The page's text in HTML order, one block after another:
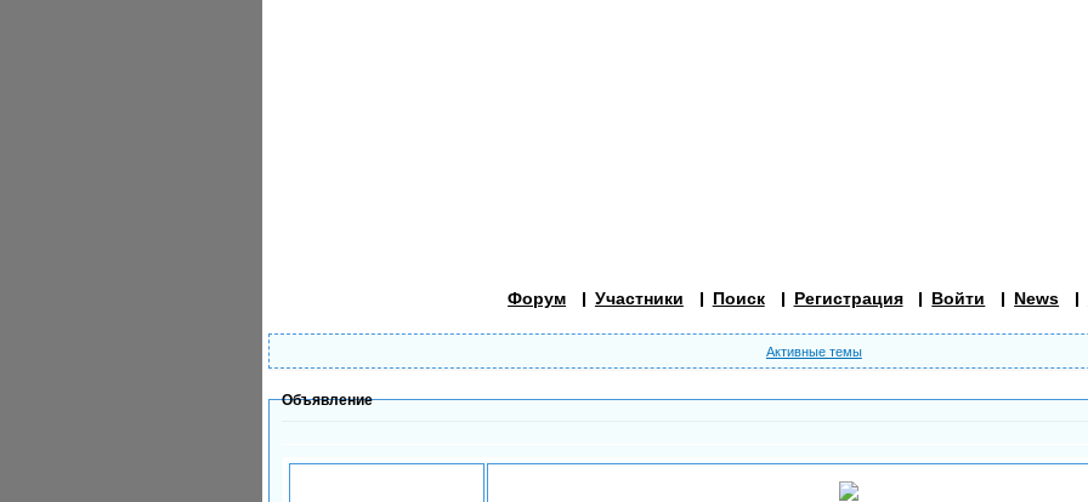
Форум Участники Поиск Регистрация Войти News
Активные темы
Объявление